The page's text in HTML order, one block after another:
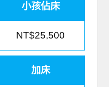
小孩佔床
NT$25,500
加床